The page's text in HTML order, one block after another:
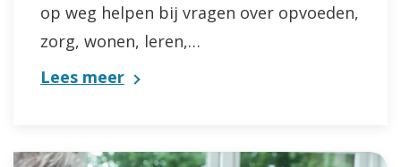
op weg helpen bij vragen over opvoeden,
zorg, wonen, leren,…
Lees meer